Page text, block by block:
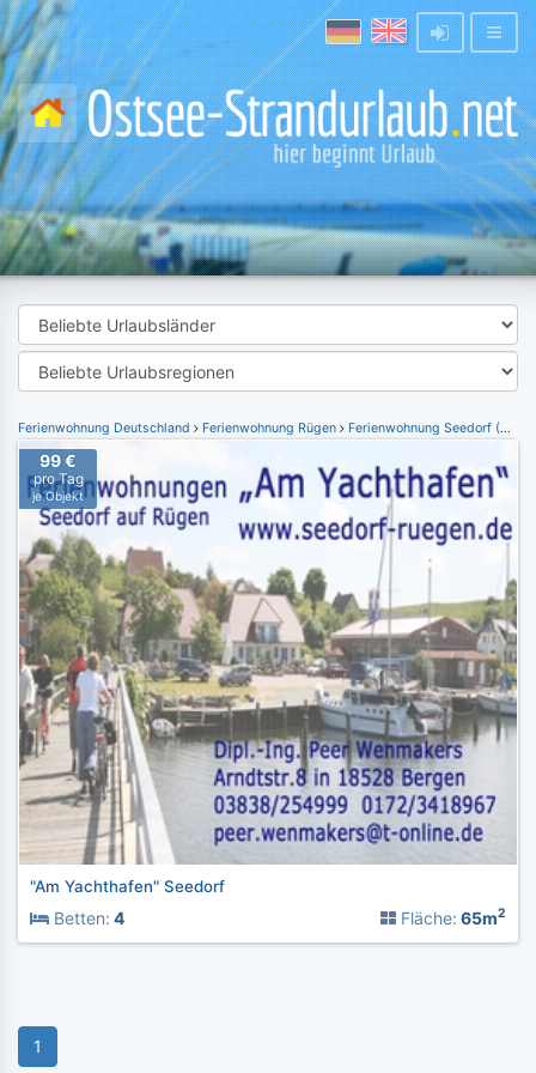
Ferienwohnung Deutschland Ferienwohnung Rügen Ferienwohnung Seedorf (Rügen)
99 €
pro Tag
je Objekt
"Am Yachthafen" Seedorf
Betten: 4 Fläche: 65m2
1